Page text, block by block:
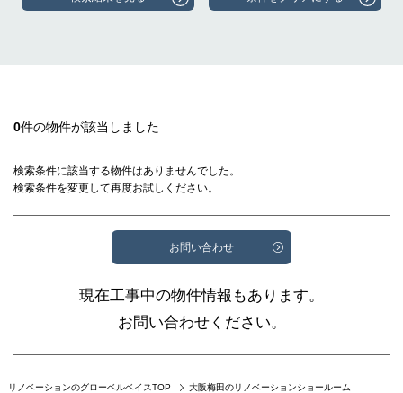
0件の物件が該当しました
検索条件に該当する物件はありませんでした。
検索条件を変更して再度お試しください。
お問い合わせ
現在工事中の物件情報もあります。
お問い合わせください。
リノベーションのグローベルベイスTOP
大阪梅田のリノベーションショールーム